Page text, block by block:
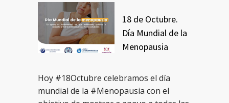
18 de Octubre.
Día Mundial de la
Menopausia
Hoy #18Octubre celebramos el día
mundial de la #Menopausia con el